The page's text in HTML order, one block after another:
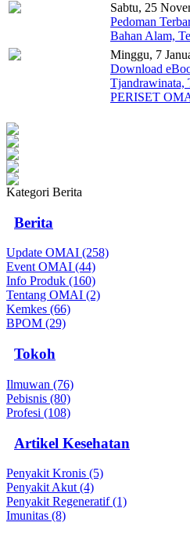
Sabtu, 25
Pedoman
Bahan Alam,
Minggu, 7
Download
Tjandrawinata,
PERISET
Kategori Berita
Berita
Update OMAI (258)
Event OMAI (44)
Info Produk (160)
Tentang OMAI (2)
Kemkes (66)
BPOM (29)
Tokoh
Ilmuwan (76)
Pebisnis (80)
Profesi (108)
Artikel Kesehatan
Penyakit Kronis (5)
Penyakit Akut (4)
Penyakit Regeneratif (1)
Imunitas (8)